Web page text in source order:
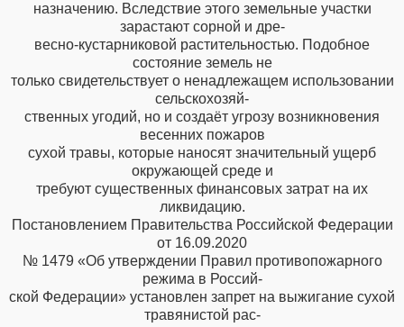
назначению. Вследствие этого земельные участки
зарастают сорной и дре-
весно-кустарниковой растительностью. Подобное
состояние земель не
только свидетельствует о ненадлежащем использовании
сельскохозяй-
ственных угодий, но и создаёт угрозу возникновения
весенних пожаров
сухой травы, которые наносят значительный ущерб
окружающей среде и
требуют существенных финансовых затрат на их
ликвидацию.
Постановлением Правительства Российской Федерации
от 16.09.2020
№ 1479 «Об утверждении Правил противопожарного
режима в Россий-
ской Федерации» установлен запрет на выжигание сухой
травянистой рас-